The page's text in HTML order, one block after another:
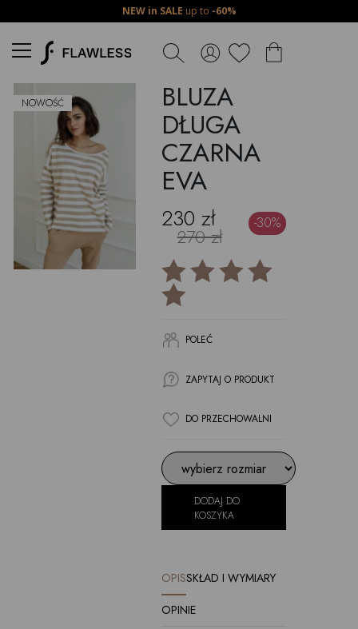
NEW in SALE up to -60%
NOWOŚĆ BLUZA
DŁUGA
CZARNA
EVA
230 zł
270 zł
-30%
POLEĆ
ZAPYTAJ O PRODUKT
DO PRZECHOWALNI
DODAJ DO
KOSZYKA
OPISSKŁAD I WYMIARY
OPINIE